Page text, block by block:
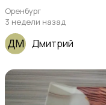
Оренбург
3 недели назад
Дмитрий